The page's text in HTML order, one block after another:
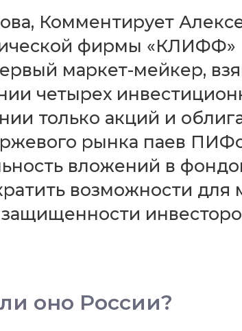
Комментирует
фирмы
маркет-мейкер,
четырех
только акций и
рынка паев
вложений в
возможности
оно России?